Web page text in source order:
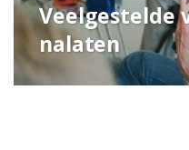
Veelgestelde
nalaten